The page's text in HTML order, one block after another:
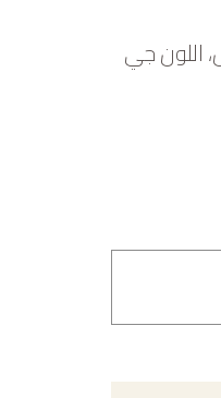
اس، اللون جي